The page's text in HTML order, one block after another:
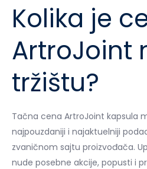
Kolika je
ArtroJoint
tržištu?
Tačna cena ArtroJoint kapsula
najpouzdaniji i najaktuelniji
zvaničnom sajtu proizvođača.
nude posebne akcije, popusti i